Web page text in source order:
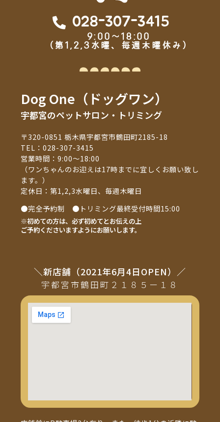
028-307-3415
9:00～18:00
（第1,2,3水曜、毎週木曜休み）
Dog One（ドッグワン）
宇都宮のペットサロン・トリミング
〒320-0851 栃木県宇都宮市鶴田町2185-18
TEL：028-307-3415
営業時間：9:00～18:00
（ワンちゃんのお迎えは17時までに宜しくお願い致し
ます。）
定休日：第1,2,3水曜日、毎週木曜日
●完全予約制 ●トリミング最終受付時間15:00
※初めての方は、必ず初めてとお伝えの上
ご予約くださいますようにお願いします。
＼新店舗（2021年6月4日OPEN）／
宇都宮市鶴田町２１８５ー１８